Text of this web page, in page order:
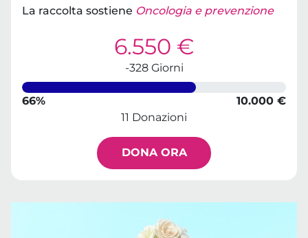
La raccolta sostiene Oncologia e prevenzione
6.550 €
-328 Giorni
66%
10.000 €
11 Donazioni
DONA ORA